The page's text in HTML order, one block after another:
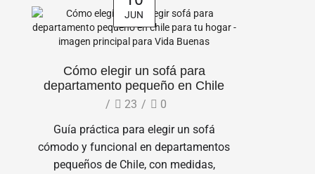
JUN
Cómo elegir un sofá para
departamento pequeño en Chile
/ 23 /
0
Guía práctica para elegir un sofá
cómodo y funcional en departamentos
pequeños de Chile, con medidas,